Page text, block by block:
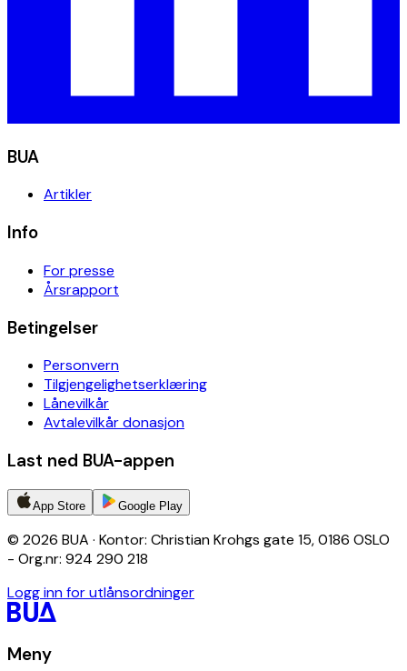
BUA
Artikler
Info
For presse
Årsrapport
Betingelser
Personvern
Tilgjengelighetserklæring
Lånevilkår
Avtalevilkår donasjon
Last ned BUA-appen
App Store Google Play
© 2026 BUA · Kontor: Christian Krohgs gate 15, 0186 OSLO
- Org.nr: 924 290 218
Logg inn for utlånsordninger
Meny